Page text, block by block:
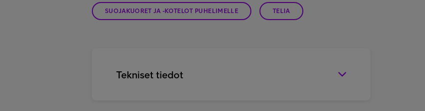
SUOJAKUORET JA -KOTELOT PUHELIMELLE TELIA
Tekniset tiedot